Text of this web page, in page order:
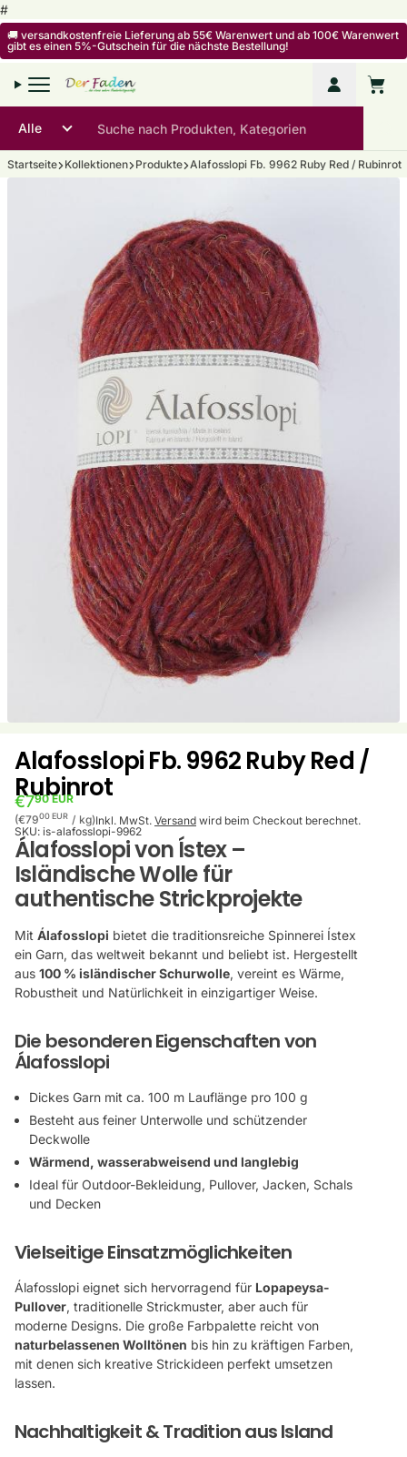
#Zum Inhalt springen
🚚 versandkostenfreie Lieferung ab 55€ Warenwert und ab 100€ Warenwert
gibt es einen 5%-Gutschein für die nächste Bestellung!
Mein
Startseite Kollektionen Produkte Alafosslopi Fb. 9962 Ruby Red / Rubinrot
Alafosslopi Fb. 9962 Ruby Red /
Rubinrot
€790 EUR
Stückpreis
(€7900 EUR / pro
kg)Inkl. MwSt. Versand wird beim Checkout berechnet.
SKU: is-alafosslopi-9962
Álafosslopi von Ístex –
Isländische Wolle für
authentische Strickprojekte
Mit Álafosslopi bietet die traditionsreiche Spinnerei Ístex
ein Garn, das weltweit bekannt und beliebt ist. Hergestellt
aus 100 % isländischer Schurwolle, vereint es Wärme,
Robustheit und Natürlichkeit in einzigartiger Weise.
Die besonderen Eigenschaften von
Álafosslopi
Dickes Garn mit ca. 100 m Lauflänge pro 100 g
Besteht aus feiner Unterwolle und schützender
Deckwolle
Wärmend, wasserabweisend und langlebig
Ideal für Outdoor-Bekleidung, Pullover, Jacken, Schals
und Decken
Vielseitige Einsatzmöglichkeiten
Álafosslopi eignet sich hervorragend für Lopapeysa-
Pullover, traditionelle Strickmuster, aber auch für
moderne Designs. Die große Farbpalette reicht von
naturbelassenen Wolltönen bis hin zu kräftigen Farben,
mit denen sich kreative Strickideen perfekt umsetzen
lassen.
Nachhaltigkeit & Tradition aus Island